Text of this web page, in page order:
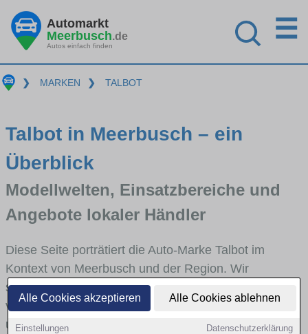
Alle Cookies akzeptieren Alle Cookies ablehnen
Einstellungen Datenschutzerklärung
Automarkt
Meerbusch.de
Autos einfach finden
☰
❯ MARKEN ❯ TALBOT
Talbot in Meerbusch – ein
Überblick
Modellwelten, Einsatzbereiche und
Angebote lokaler Händler
Diese Seite porträtiert die Auto-Marke Talbot im
Kontext von Meerbusch und der Region. Wir
skizzieren, in welchen Fahrzeugklassen Talbot stark
vertreten ist, welche Modellreihen häufig im Stadt-
und Umlandverkehr zu sehen sind und für welche